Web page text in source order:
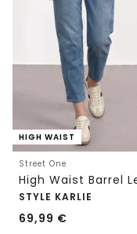
HIGH WAIST
Street One
STYLE KARLIE
69,99 €